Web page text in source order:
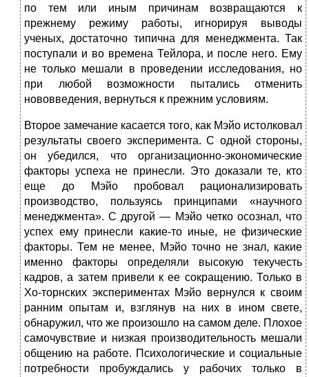
по тем или иным причинам возвращаются к
прежнему режиму работы, игнорируя выводы
ученых, достаточно типична для менеджмента. Так
поступали и во времена Тейлора, и после него. Ему
не только мешали в проведении исследования, но
при любой возможности пытались отменить
нововведения, вернуться к прежним условиям.
Второе замечание касается того, как Мэйо истолко­вал
результаты своего эксперимента. С одной стороны,
он убедился, что организационно-экономические
факто­ры успеха не принесли. Это доказали те, кто
еще до Мэйо пробовал рационализировать
производство, пользуясь принципами «научного
менеджмента». С другой — Мэйо четко осознал, что
успех ему принесли какие-то иные, не физические
факторы. Тем не менее, Мэйо точно не знал, какие
именно факторы определяли высокую текучесть
кадров, а затем привели к ее сокращению. Только в
Хо-торнских экспериментах Мэйо вернулся к своим
ранним опытам и, взглянув на них в ином свете,
обнаружил, что же произошло на самом деле. Плохое
самочувствие и низ­кая производительность мешали
общению на работе. Психологические и социальные
потребности пробужда­лись у рабочих только в